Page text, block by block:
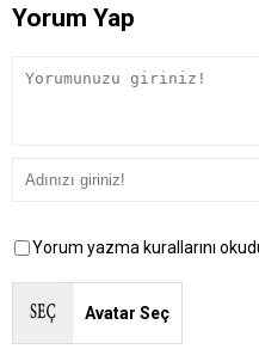
Yorum Yap
Yorum yazma kurallarını
Avatar Seç